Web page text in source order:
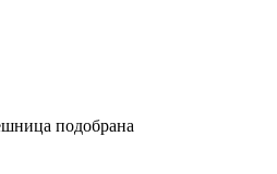
подобрана